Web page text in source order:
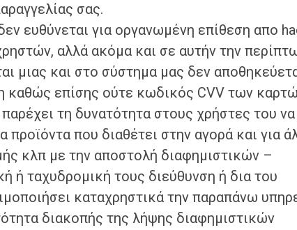
σας.
ευθύνεται για οργανωμένη επίθεση απο
αλλά ακόμα και σε αυτήν την
μιας και στο σύστημα μας δεν
καθώς επίσης ούτε κωδικός CVV των
τη δυνατότητα στους χρήστες του να
που διαθέτει στην αγορά και για
κλπ με την αποστολή διαφημιστικών –
ή ταχυδρομική τους διεύθυνση ή δια του
καταχρηστικά την παραπάνω
διακοπής της λήψης διαφημιστικών